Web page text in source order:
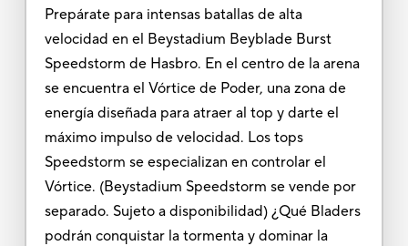
Prepárate para intensas batallas de alta
velocidad en el Beystadium Beyblade Burst
Speedstorm de Hasbro. En el centro de la arena
se encuentra el Vórtice de Poder, una zona de
energía diseñada para atraer al top y darte el
máximo impulso de velocidad. Los tops
Speedstorm se especializan en controlar el
Vórtice. (Beystadium Speedstorm se vende por
separado. Sujeto a disponibilidad) ¿Qué Bladers
podrán conquistar la tormenta y dominar la